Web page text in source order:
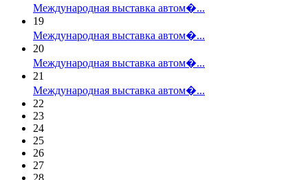
Международная выставка автом�...
19
Международная выставка автом�...
20
Международная выставка автом�...
21
Международная выставка автом�...
22
23
24
25
26
27
28